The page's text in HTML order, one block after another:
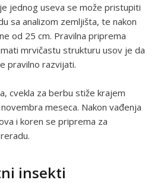
jednog useva se može pristupiti
sa analizom zemljišta, te nakon
od 25 cm. Pravilna priprema
mrvičastu strukturu usov je da
pravilno razvijati.
cvekla za berbu stiže krajem
meseca. Nakon vađenja
i koren se priprema za
insekti